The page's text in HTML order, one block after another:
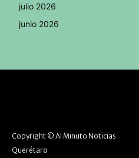
julio 2026
junio 2026
Copyright © Al Minuto Noticias
Querétaro